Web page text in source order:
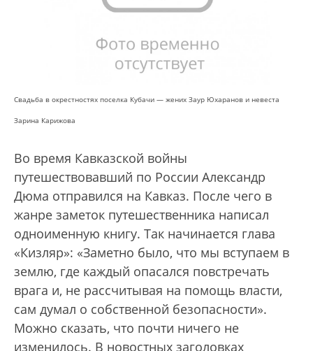
Свадьба в окрестностях поселка Кубачи — жених Заур Юхаранов и невеста
Зарина Карижова
Во время Кавказской войны
путешествовавший по России Александр
Дюма отправился на Кавказ. После чего в
жанре заметок путешественника написал
одноименную книгу. Так начинается глава
«Кизляр»: «Заметно было, что мы вступаем в
землю, где каждый опасался повстречать
врага и, не рассчитывая на помощь власти,
сам думал о собственной безопасности».
Можно сказать, что почти ничего не
изменилось. В новостных заголовках